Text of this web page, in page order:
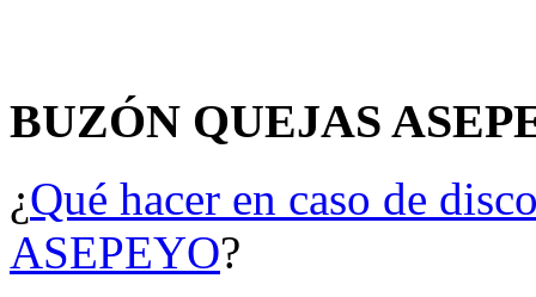
BUZÓN QUEJAS
¿Qué hacer en caso de
ASEPEYO?